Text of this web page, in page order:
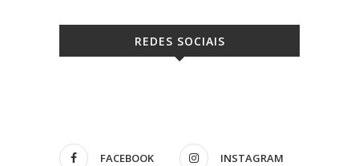
REDES SOCIAIS
FACEBOOK INSTAGRAM